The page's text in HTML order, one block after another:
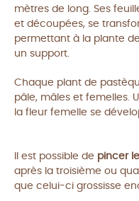
mètres de long. Ses
et découpées, se
permettant à la plante
un support.
Chaque plant de
pâle, mâles et femelles.
la fleur femelle se
Il est possible de pincer
après la troisième ou
que celui-ci grossisse